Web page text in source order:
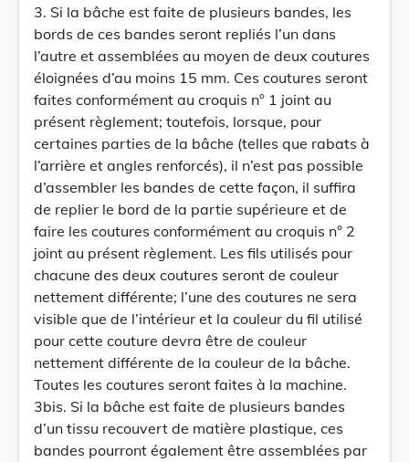
3. Si la bâche est faite de plusieurs bandes, les
bords de ces bandes seront repliés l’un dans
l’autre et assemblées au moyen de deux coutures
éloignées d’au moins 15 mm. Ces coutures seront
faites conformément au croquis n° 1 joint au
présent règlement; toutefois, lorsque, pour
certaines parties de la bâche (telles que rabats à
l’arrière et angles renforcés), il n’est pas possible
d’assembler les bandes de cette façon, il suffira
de replier le bord de la partie supérieure et de
faire les coutures conformément au croquis n° 2
joint au présent règlement. Les fils utilisés pour
chacune des deux coutures seront de couleur
nettement différente; l’une des coutures ne sera
visible que de l’intérieur et la couleur du fil utilisé
pour cette couture devra être de couleur
nettement différente de la couleur de la bâche.
Toutes les coutures seront faites à la machine.
3bis. Si la bâche est faite de plusieurs bandes
d’un tissu recouvert de matière plastique, ces
bandes pourront également être assemblées par